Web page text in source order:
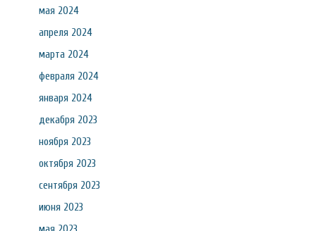
мая 2024
апреля 2024
марта 2024
февраля 2024
января 2024
декабря 2023
ноября 2023
октября 2023
сентября 2023
июня 2023